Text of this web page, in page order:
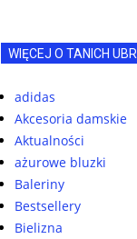
WIĘCEJ O TANICH
adidas
Akcesoria damskie
Aktualności
ażurowe bluzki
Baleriny
Bestsellery
Bielizna